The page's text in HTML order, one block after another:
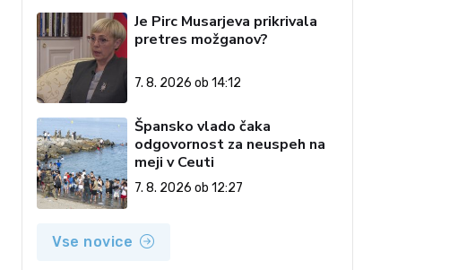
Je Pirc Musarjeva prikrivala
pretres možganov?
7. 8. 2026 ob 14:12
Špansko vlado čaka
odgovornost za neuspeh na
meji v Ceuti
7. 8. 2026 ob 12:27
Vse novice